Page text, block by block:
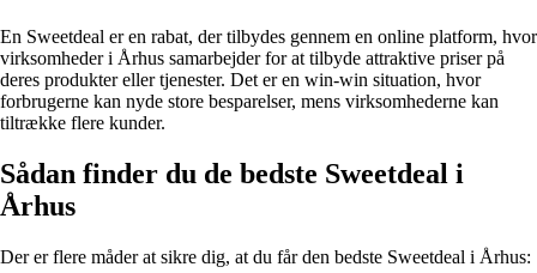
En Sweetdeal er en rabat, der tilbydes gennem en online platform, hvor
virksomheder i Århus samarbejder for at tilbyde attraktive priser på
deres produkter eller tjenester. Det er en win-win situation, hvor
forbrugerne kan nyde store besparelser, mens virksomhederne kan
tiltrække flere kunder.
Sådan finder du de bedste Sweetdeal i
Århus
Der er flere måder at sikre dig, at du får den bedste Sweetdeal i Århus: